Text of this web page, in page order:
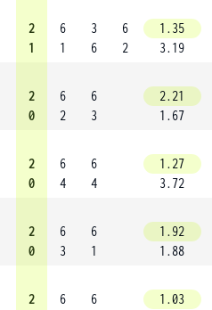
2
1
6
1
3
6
6
2
1.35
3.19
2
0
6
2
6
3
2.21
1.67
2
0
6
4
6
4
1.27
3.72
2
0
6
3
6
1
1.92
1.88
2
6
6
1.03